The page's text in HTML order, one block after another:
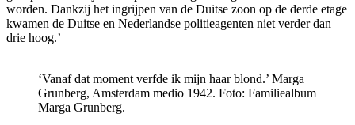
worden. Dankzij het ingrijpen van de Duitse zoon op de derde etage
kwamen de Duitse en Nederlandse politieagenten niet verder dan
drie hoog.’
‘Vanaf dat moment verfde ik mijn haar blond.’ Marga
Grunberg, Amsterdam medio 1942. Foto: Familiealbum
Marga Grunberg.